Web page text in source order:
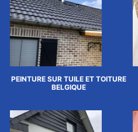
PEINTURE SUR TUILE ET TOITURE
BELGIQUE